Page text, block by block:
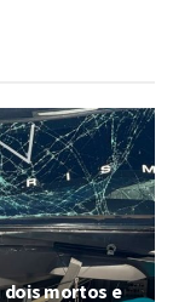
dois mortos e